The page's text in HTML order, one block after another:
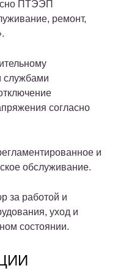
ПТЭЭП
ремонт,
службами
согласно
и
обслуживание.
за работой и
уход и
состоянии.